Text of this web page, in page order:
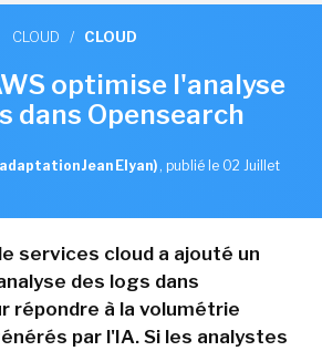
CLOUD / CLOUD
optimise l'analyse
dans Opensearch
Jean Elyan) , publié le 02 Juillet
services cloud a ajouté un
des logs dans
répondre à la volumétrie
par l'IA. Si les analystes